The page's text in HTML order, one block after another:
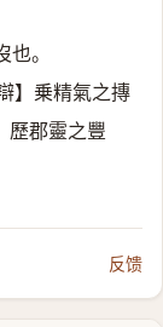
。
】乗精氣之摶
歷郡靈之豐
反馈